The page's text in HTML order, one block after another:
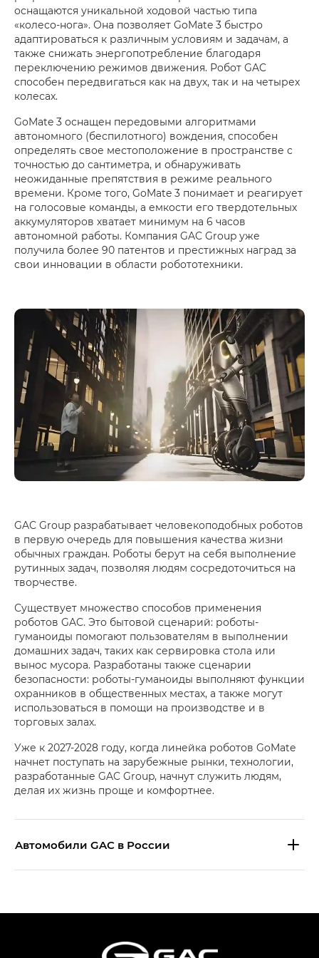
оснащаются уникальной ходовой частью типа
«колесо-нога». Она позволяет GoMate 3 быстро
адаптироваться к различным условиям и задачам, а
также снижать энергопотребление благодаря
переключению режимов движения. Робот GAC
способен передвигаться как на двух, так и на четырех
колесах.
GoMate 3 оснащен передовыми алгоритмами
автономного (беспилотного) вождения, способен
определять свое местоположение в пространстве с
точностью до сантиметра, и обнаруживать
неожиданные препятствия в режиме реального
времени. Кроме того, GoMate 3 понимает и реагирует
на голосовые команды, а емкости его твердотельных
аккумуляторов хватает минимум на 6 часов
автономной работы. Компания GAC Group уже
получила более 90 патентов и престижных наград за
свои инновации в области робототехники.
GAC Group разрабатывает человекоподобных роботов
в первую очередь для повышения качества жизни
обычных граждан. Роботы берут на себя выполнение
рутинных задач, позволяя людям сосредоточиться на
творчестве.
Существует множество способов применения
роботов GAC. Это бытовой сценарий: роботы-
гуманоиды помогают пользователям в выполнении
домашних задач, таких как сервировка стола или
вынос мусора. Разработаны также сценарии
безопасности: роботы-гуманоиды выполняют функции
охранников в общественных местах, а также могут
использоваться в помощи на производстве и в
торговых залах.
Уже к 2027-2028 году, когда линейка роботов GoMate
начнет поступать на зарубежные рынки, технологии,
разработанные GAC Group, начнут служить людям,
делая их жизнь проще и комфортнее.
Aвтомобили GAC в России
Эс Икс ПРЕМИУМ — SX PREMIUM
S7 — Эс 7 (S7) в комплектациях